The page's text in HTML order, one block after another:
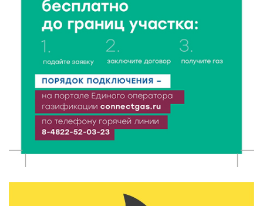
7 Авг 2026 18:01 270
День арбуза отметили ребята в Андреапольском
Доме культуры
7 Авг 2026 17:02 309
Названы первые победители программы «Земский
работник культуры» в Тверской области
7 Авг 2026 16:32 532
Твери